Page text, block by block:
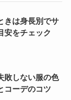
きは身長別でサ
安をチェック
敗しない服の色
コーデのコツ